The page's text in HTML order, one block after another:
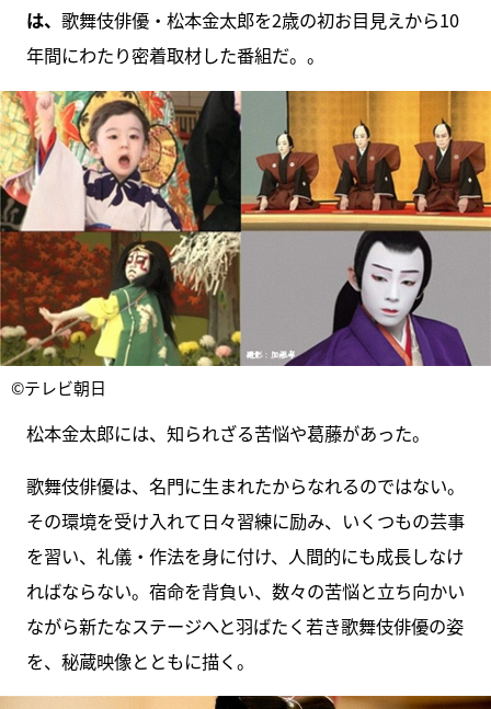
は、 歌舞伎俳優・松本金太郎を2歳の初お目見えから10
年間にわたり密着取材した番組だ。。
©テレビ朝日
松本金太郎には、知られざる苦悩や葛藤があった。
歌舞伎俳優は、名門に生まれたからなれるのではない。
その環境を受け入れて日々習練に励み、いくつもの芸事
を習い、礼儀・作法を身に付け、人間的にも成長しなけ
ればならない。宿命を背負い、数々の苦悩と立ち向かい
ながら新たなステージへと羽ばたく若き歌舞伎俳優の姿
を、秘蔵映像とともに描く。